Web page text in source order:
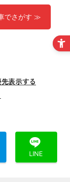
でさがす ≫
表示する
LINE